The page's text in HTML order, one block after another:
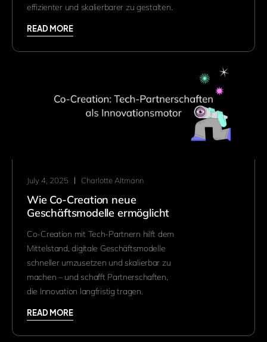
effizienter und skalierbarer zu gestalten.
READ MORE
July 4, 2025 Charlotte Altmann
Wie Co-Creation neue
Geschäftsmodelle ermöglicht
Co-Creation mit Tech-Partnern hilft dem
Mittelstand, digitale Geschäftsmodelle
schneller umzusetzen und skalierbar zu
machen – und schafft Partnerschaften,
die Innovation langfristig tragen.
READ MORE